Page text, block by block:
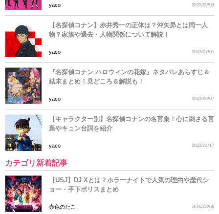
yaco 2025/09/03
【名探偵コナン】赤井秀一の正体は？沖矢昴とは同一人
物？家族や過去・人物関係について解説！
yaco 2022/07/05
『名探偵コナン ハロウィンの花嫁』ネタバレあらすじ＆
結末まとめ！見どころ＆解説も！
yaco 2022/06/07
【キャラクター別】名探偵コナンの名言集！心に刺さる言
葉やキュン台詞を紹介
yaco 2022/04/17
カテゴリ新着記事
【USJ】DJ Xとは？ホラーナイトで人気の理由や歴代シ
ョー・手下ポリスまとめ
赤色のたこ 2026/08/06